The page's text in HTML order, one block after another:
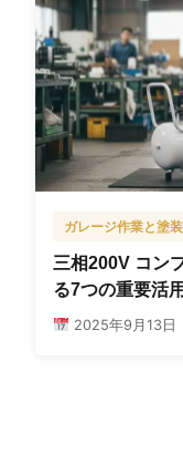
ガレージ作業と塗装
三相200V コン
る7つの重要活
2025年9月13日